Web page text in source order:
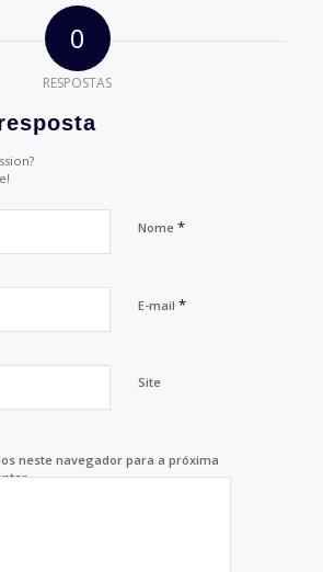
0
RESPOSTAS
Nome *
E-mail *
Site
neste navegador para a próxima